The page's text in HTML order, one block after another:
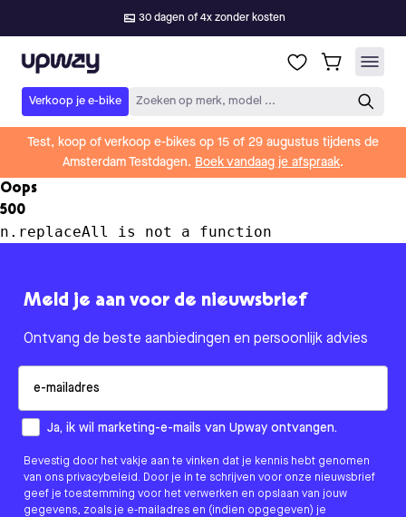
30 dagen of 4x zonder kosten
Upway
Verkoop je e-bike Zoeken op merk, model ...
Test, koop of verkoop e-bikes op 15 of 29 augustus tijdens de
Amsterdam Testdagen. Boek vandaag je afspraak.
Oops
500
n.replaceAll is not a function
Meld je aan voor de nieuwsbrief
Ontvang de beste aanbiedingen en persoonlijk advies
How would you like to hear from us?
Ja, ik wil marketing-e-mails van Upway ontvangen.
Bevestig door het vakje aan te vinken dat je kennis hebt genomen
van ons privacybeleid. Door je in te schrijven voor onze nieuwsbrief
geef je toestemming voor het verwerken en opslaan van jouw
gegevens, zoals je e-mailadres en (indien opgegeven) je